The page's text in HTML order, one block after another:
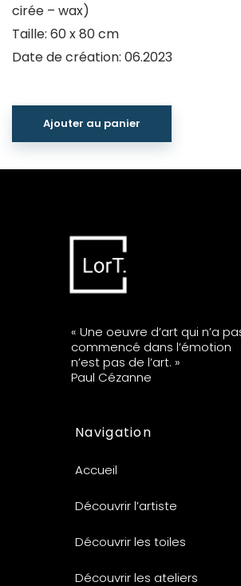
cirée – wax)
Taille: 60 x 80 cm
Date de création: 06.2023
Ajouter au panier
« Une oeuvre d’art qui n’a
commencé dans l’émotion
n’est pas de l’art. »
Paul Cézanne
Navigation
Accueil
Découvrir l’artiste
Découvrir les toiles
Découvrir les ateliers